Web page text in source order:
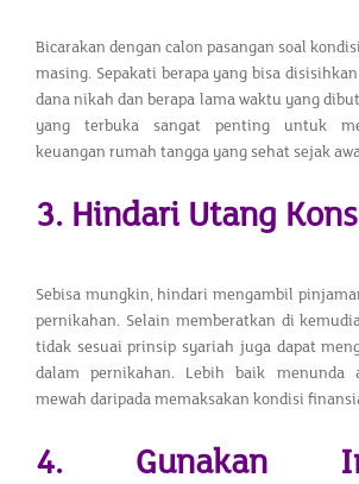
Bicarakan dengan calon pasangan soal
masing. Sepakati berapa yang bisa
dana nikah dan berapa lama waktu yang
yang terbuka sangat penting untuk
keuangan rumah tangga yang sehat sejak
3. Hindari Utang
Sebisa mungkin, hindari mengambil
pernikahan. Selain memberatkan di
tidak sesuai prinsip syariah juga dapat
dalam pernikahan. Lebih baik menunda
mewah daripada memaksakan kondisi
4. Gunakan